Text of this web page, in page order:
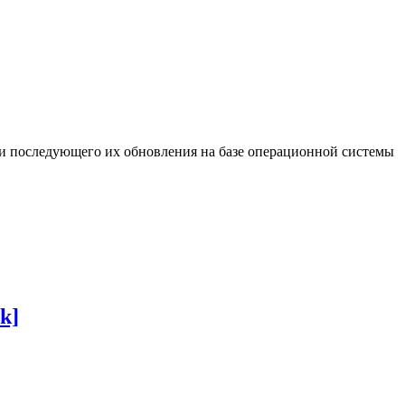
последующего их обновления на базе операционной системы